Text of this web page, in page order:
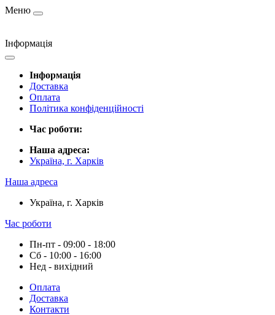
Меню
Інформація
Інформація
Доставка
Оплата
Політика конфіденційності
Час роботи:
Наша адреса:
Україна, г. Харків
Наша адреса
Україна, г. Харків
Час роботи
Пн-пт - 09:00 - 18:00
Сб - 10:00 - 16:00
Нед - вихідний
Оплата
Доставка
Контакти